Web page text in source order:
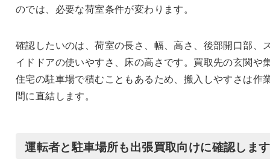
のでは、必要な荷室条件が変わります。
確認したいのは、荷室の長さ、幅、高さ、後部開口部、
イドドアの使いやすさ、床の高さです。買取先の玄関や
住宅の駐車場で積むこともあるため、搬入しやすさは作
間に直結します。
運転者と駐車場所も出張買取向けに確認します